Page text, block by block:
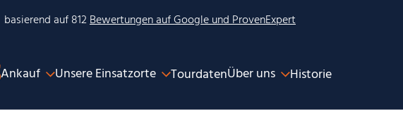
Ankauf Unsere Einsatzorte TourdatenÜber uns Historie
basierend auf 812Bewertungen auf Google und ProvenExpert